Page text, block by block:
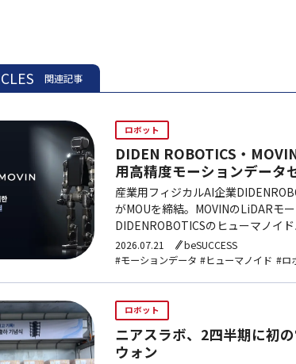
関連記事
ロボット
DIDEN ROBOTICS・
用高精度モーションデータ
産業用フィジカルAI企業
がMOUを締結。MOVINのLiDARモ
DIDENROBOTICSのヒューマノイ
ット学習用高精度モーションデータ
2026.07.21
beSUCCESS
#モーションデータ #ヒューマノイド #ロ
ロボット
ニアスラボ、2四半期に初
ウォン